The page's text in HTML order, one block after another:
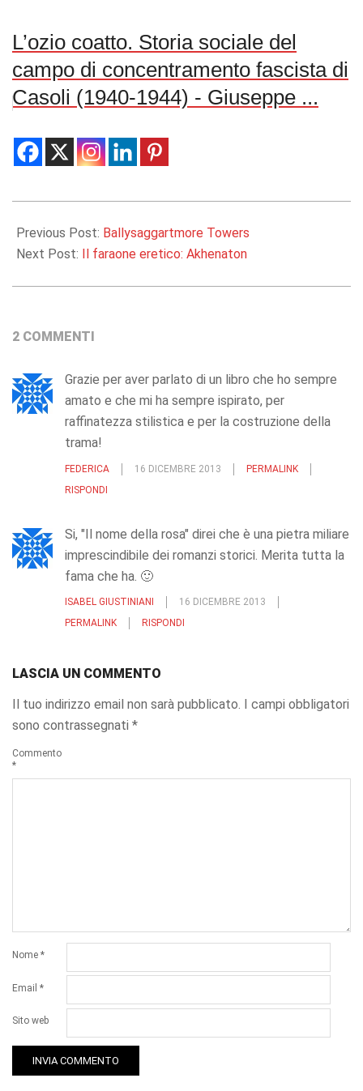
L’ozio coatto. Storia sociale del
campo di concentramento fascista di
Casoli (1940-1944) - Giuseppe ...
12-
13
Previous Post: Ballysaggartmore Towers
Next Post: Il faraone eretico: Akhenaton
2 COMMENTI
Grazie per aver parlato di un libro che ho sempre
amato e che mi ha sempre ispirato, per
raffinatezza stilistica e per la costruzione della
trama!
FEDERICA 16 DICEMBRE 2013
PERMALINK
RISPONDI
Si, "Il nome della rosa" direi che è una pietra miliare
imprescindibile dei romanzi storici. Merita tutta la
fama che ha. 🙂
ISABEL GIUSTINIANI
16 DICEMBRE 2013
PERMALINK
RISPONDI
LASCIA UN COMMENTO
Il tuo indirizzo email non sarà pubblicato.
I campi obbligatori
sono contrassegnati *
Commento
*
Nome *
Email *
Sito web